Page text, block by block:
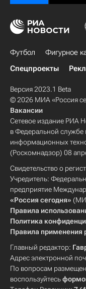
Футбол Фигурное
Спецпроекты
Версия 2023.1 Beta
© 2026 МИА «Россия
Вакансии
Сетевое издание РИА
в Федеральной службе
информационных
(Роскомнадзор) 08
Свидетельство о
Учредитель:
предприятие
«Россия сегодня»
Правила
Политика
Правила применения
Главный редактор:
Адрес электронной
По вопросам
воспользуйтесь